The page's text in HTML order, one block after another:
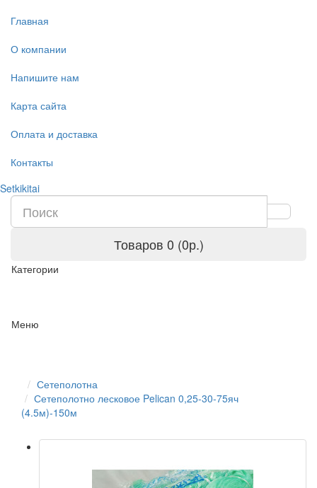
Главная
О компании
Напишите нам
Карта сайта
Оплата и доставка
Контакты
Setkikitai
Товаров 0 (0р.)
Категории
Меню
Сетеполотна
Сетеполотно лесковое Pelican 0,25-30-75яч
(4.5м)-150м